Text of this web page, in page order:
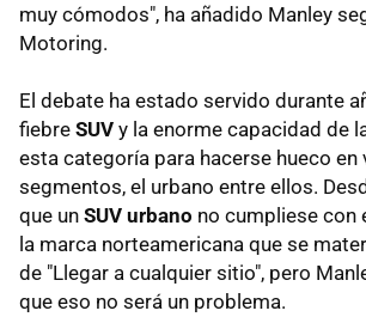
muy cómodos", ha añadido Manley
Motoring.
El debate ha estado servido durante
fiebre SUV y la enorme capacidad de
esta categoría para hacerse hueco en
segmentos, el urbano entre ellos.
que un SUV urbano no cumpliese con
la marca norteamericana que se
de "Llegar a cualquier sitio", pero
que eso no será un problema.